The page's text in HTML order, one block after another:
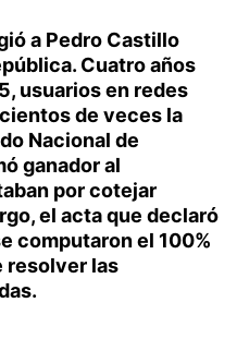
a Pedro Castillo
Cuatro años
usuarios en redes
de veces la
Nacional de
ganador al
por cotejar
el acta que declaró
computaron el 100%
resolver las